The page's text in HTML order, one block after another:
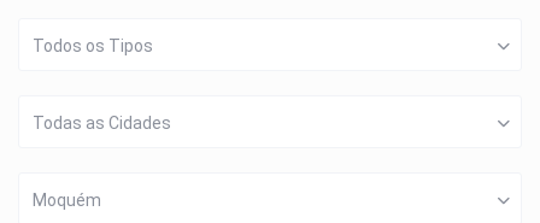
Todos os Tipos
Todas as Cidades
Moquém